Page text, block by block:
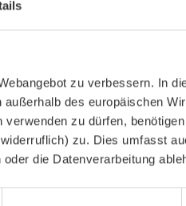
zu verbessern. In
des europäischen
zu dürfen,
zu. Dies umfasst
die Datenverarbeitung
CREATON Produkte:
CREATON Produkte:
CREATON Produkte: DUO